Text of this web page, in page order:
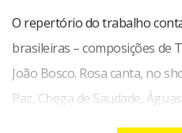
O repertório do trabalho
brasileiras – composições de
João Bosco. Rosa canta, no
Paz, Chega de Saudade,